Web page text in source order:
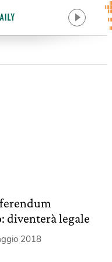
diventerà legale
2018